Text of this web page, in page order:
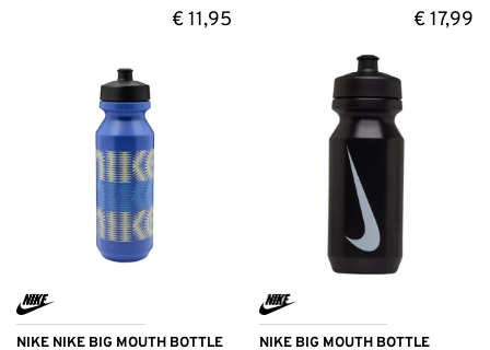
€11,95 €17,99
NIKE NIKE BIG MOUTH BOTTLE NIKE BIG MOUTH BOTTLE